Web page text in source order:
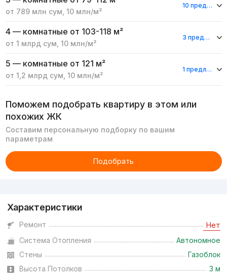
от 789 млн сум 10 млн/м²
10 предложений
4 — комнатные от 103-118 м²
от 1 млрд сум 10 млн/м²
3 предложения
5 — комнатные от 121 м²
от 1,2 млрд сум 10 млн/м²
1 предложение
Поможем подобрать квартиру в этом или
похожих ЖК
Составим персональную подборку по вашим
параметрам
Подобрать
Характеристики
Ремонт Нет
Система Отопления
Автономное
Стены
Газоблок
Высота Потолков
3 м